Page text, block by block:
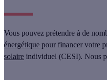
Vous pouvez prétendre à de
énergétique pour financer votre
solaire individuel (CESI). Nous